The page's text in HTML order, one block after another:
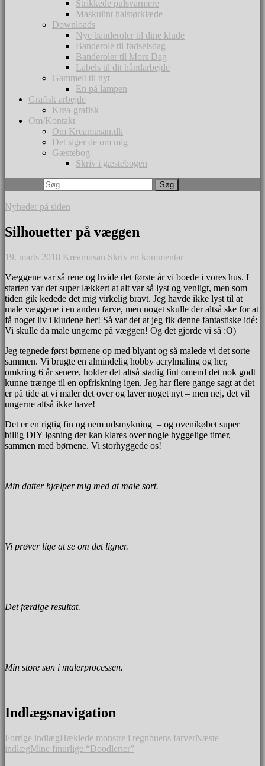
Strikkede pulsvarmere
Maskulint halstørklæde
Downloads
Nye banderoler til dine klude
Banderole til fødselsdag
Banderoler til Mors Dag
Labels til dit håndarbejde
Gammelt til nyt
En på lampen
Grafisk arbejde
Krea-grafisk
Om/Kontakt
Om Kreamusan.dk
Det siger de om mig
Gæstebog
Skriv i gæstebogen
Nyheder på siden
Silhouetter på væggen
19. marts 2018 Kreamusan Skriv en kommentar
Væggene var så rene og hvide det første år vi boede i vores hus. I
starten var det super lækkert at alt var så lyst og venligt, men som
tiden gik kedede det mig virkelig bravt. Jeg havde ikke lyst til at
male væggene i en anden farve, men noget skulle der altså ske for at
få noget liv i kludene her! Så var det at jeg fik denne fantastiske idé:
Vi skulle da male ungerne på væggen! Og det gjorde vi så :O)
Jeg tegnede først børnene op med blyant og så malede vi det sorte
sammen. Vi brugte en almindelig hobby acrylmaling og her,
omkring 6 år senere, holder det altså stadig fint omend det nok godt
kunne trænge til en opfriskning igen. Jeg har flere gange sagt at det
er på tide at vi maler det over og laver noget nyt – men nej, det vil
ungerne altså ikke have!
Det er en rigtig fin og nem udsmykning – og ovenikøbet super
billig DIY løsning der kan klares over nogle hyggelige timer,
sammen med børnene. Vi storhyggede os!
Min datter hjælper mig med at male sort.
Vi prøver lige at se om det ligner.
Det færdige resultat.
Min store søn i malerprocessen.
Indlægsnavigation
Forrige indlægHæklede monstre i regnbuens farverNæste
indlægMine finurlige “Doodlerier”